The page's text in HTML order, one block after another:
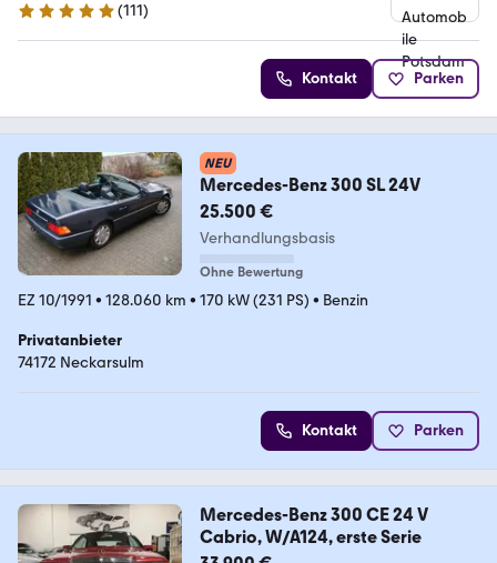
5 Sterne
(111)
Kontakt Parken
NEU
Mercedes-Benz 300 SL 24V
25.500 €
Verhandlungsbasis
Ohne Bewertung
EZ 10/1991 • 128.060 km • 170 kW (231 PS) • Benzin
Privatanbieter
74172 Neckarsulm
Kontakt Parken
Mercedes-Benz 300 CE 24 V
Cabrio, W/A124, erste Serie